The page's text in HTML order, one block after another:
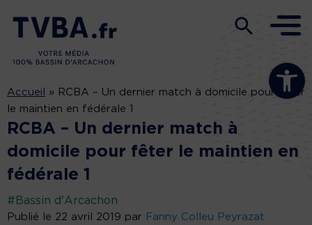
Ouvrir la
Accueil » RCBA – Un dernier match à domicile pour fêter
le maintien en fédérale 1
RCBA – Un dernier match à
domicile pour fêter le maintien en
fédérale 1
#Bassin d'Arcachon
Publié le 22 avril 2019 par Fanny Colleu Peyrazat